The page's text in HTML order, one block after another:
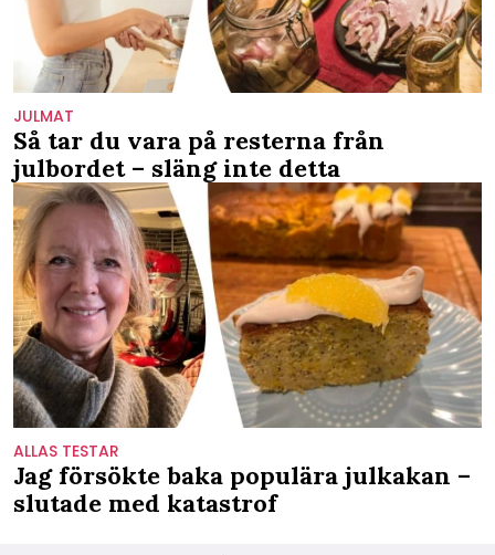
JULMAT
Så tar du vara på resterna från
julbordet – släng inte detta
ALLAS TESTAR
Jag försökte baka populära julkakan –
slutade med katastrof